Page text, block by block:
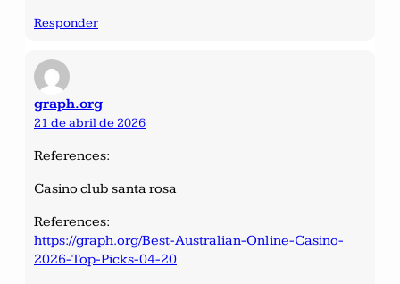
Responder
graph.org
21 de abril de 2026
References:
Casino club santa rosa
References:
https://graph.org/Best-Australian-Online-Casino-
2026-Top-Picks-04-20